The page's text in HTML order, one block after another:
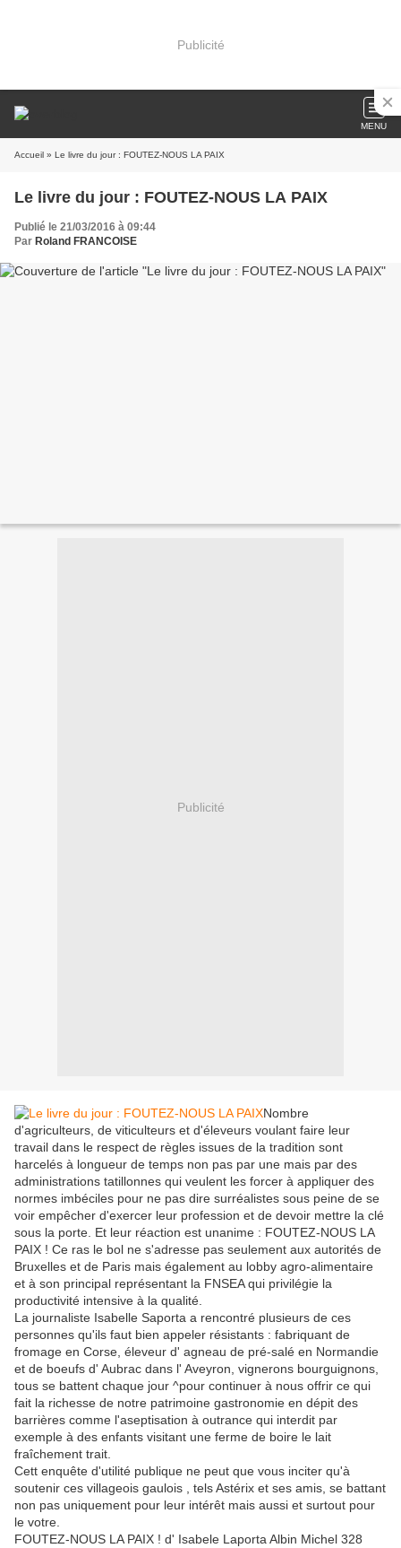
Publicité
MENU
Accueil » Le livre du jour : FOUTEZ-NOUS LA PAIX
Le livre du jour : FOUTEZ-NOUS LA PAIX
Publié le 21/03/2016 à 09:44
Par Roland FRANCOISE
Publicité
Nombre
d'agriculteurs, de viticulteurs et d'éleveurs voulant faire leur
travail dans le respect de règles issues de la tradition sont
harcelés à longueur de temps non pas par une mais par des
administrations tatillonnes qui veulent les forcer à appliquer des
normes imbéciles pour ne pas dire surréalistes sous peine de se
voir empêcher d'exercer leur profession et de devoir mettre la clé
sous la porte. Et leur réaction est unanime : FOUTEZ-NOUS LA
PAIX ! Ce ras le bol ne s'adresse pas seulement aux autorités de
Bruxelles et de Paris mais également au lobby agro-alimentaire
et à son principal représentant la FNSEA qui privilégie la
productivité intensive à la qualité.
La journaliste Isabelle Saporta a rencontré plusieurs de ces
personnes qu'ils faut bien appeler résistants : fabriquant de
fromage en Corse, éleveur d' agneau de pré-salé en Normandie
et de boeufs d' Aubrac dans l' Aveyron, vignerons bourguignons,
tous se battent chaque jour ^pour continuer à nous offrir ce qui
fait la richesse de notre patrimoine gastronomie en dépit des
barrières comme l'aseptisation à outrance qui interdit par
exemple à des enfants visitant une ferme de boire le lait
fraîchement trait.
Cett enquête d'utilité publique ne peut que vous inciter qu'à
soutenir ces villageois gaulois , tels Astérix et ses amis, se battant
non pas uniquement pour leur intérêt mais aussi et surtout pour
le votre.
FOUTEZ-NOUS LA PAIX ! d' Isabele Laporta Albin Michel 328